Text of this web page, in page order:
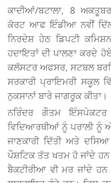
ਕਾਦੀਆਂ/ਬਟਾਲਾ, 8
ਕੋਰਟ ਆਫ ਇੰਡੀਆ ਨਵੀਂ
ਨਿਰਦੇਸ਼ ਹੇਠ ਡਿਪਟੀ
ਹਦਾਇਤਾਂ ਦੀ ਪਾਲਣਾ ਕਰਦੇ
ਕਲੱਸਟਰ ਅਫਸਰ, ਸਟਬਲ
ਸਰਕਾਰੀ ਪ੍ਰਾਇਮਰੀ ਸਕੂਲ
ਨੁਕਸਾਨਾਂ ਬਾਰੇ ਜਾਗਰੂਕ ਕੀਤਾ।
ਨਰਿੰਦਰ ਗੌਤਮ
ਵਿਦਿਆਰਥੀਆਂ ਨੂੰ ਪਰਾਲੀ ਨੂੰ
ਜਾਣਕਾਰੀ ਦਿੱਤੀ ਅਤੇ
ਪੌਸ਼ਟਿਕ ਤੱਤ ਖਤਮ ਹੋ ਜਾਂਦੇ
ਬੈਕਟੀਰੀਆ ਵੀ ਮਰ ਜਾਂਦੇ